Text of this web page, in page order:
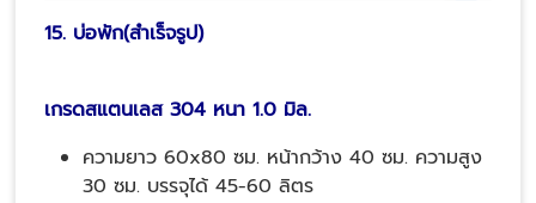
15. บ่อพัก(สำเร็จรูป)
เกรดสแตนเลส 304 หนา 1.0 มิล.
ความยาว 60x80 ซม. หน้ากว้าง 40 ซม. ความสูง
30 ซม. บรรจุได้ 45-60 ลิตร